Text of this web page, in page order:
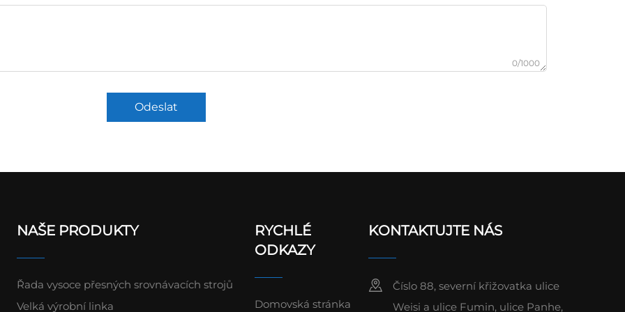
0/1000
Odeslat
NAŠE PRODUKTY
Řada vysoce přesných srovnávacích strojů
Velká výrobní linka
RYCHLÉ
ODKAZY
Domovská stránka
KONTAKTUJTE NÁS
Číslo 88, severní křižovatka ulice
Weisi a ulice Fumin, ulice Panhe,